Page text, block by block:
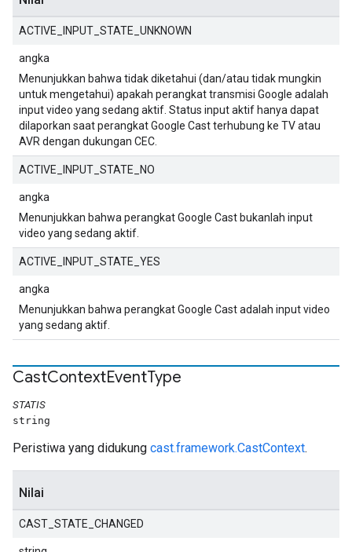
ACTIVE_INPUT_STATE_UNKNOWN
angka
Menunjukkan bahwa tidak diketahui (dan/atau tidak mungkin
untuk mengetahui) apakah perangkat transmisi Google adalah
input video yang sedang aktif. Status input aktif hanya dapat
dilaporkan saat perangkat Google Cast terhubung ke TV atau
AVR dengan dukungan CEC.
ACTIVE_INPUT_STATE_NO
angka
Menunjukkan bahwa perangkat Google Cast bukanlah input
video yang sedang aktif.
ACTIVE_INPUT_STATE_YES
angka
Menunjukkan bahwa perangkat Google Cast adalah input video
yang sedang aktif.
CastContextEventType
STATIS
string
Peristiwa yang didukung cast.framework.CastContext.
Nilai
CAST_STATE_CHANGED